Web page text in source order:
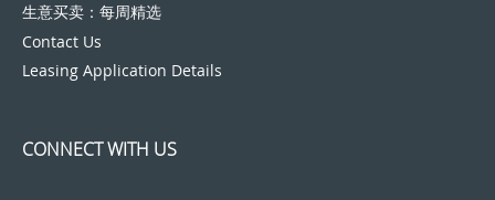
生意买卖：每周精选
Contact Us
Leasing Application Details
CONNECT WITH US